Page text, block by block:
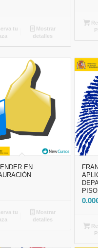
tu
Mostrar
detalles
EN
tu
Mostrar
detalles
0.00